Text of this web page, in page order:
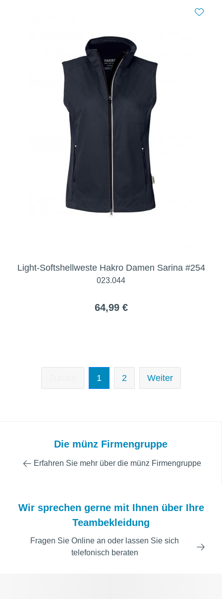
Light-Softshellweste Hakro Damen Sarina #254
023.044
64,99 €
1 2 Weiter
Die münz Firmengruppe
Erfahren Sie mehr über die münz Firmengruppe
Wir sprechen gerne mit Ihnen über Ihre
Teambekleidung
Fragen Sie Online an oder lassen Sie sich
telefonisch beraten